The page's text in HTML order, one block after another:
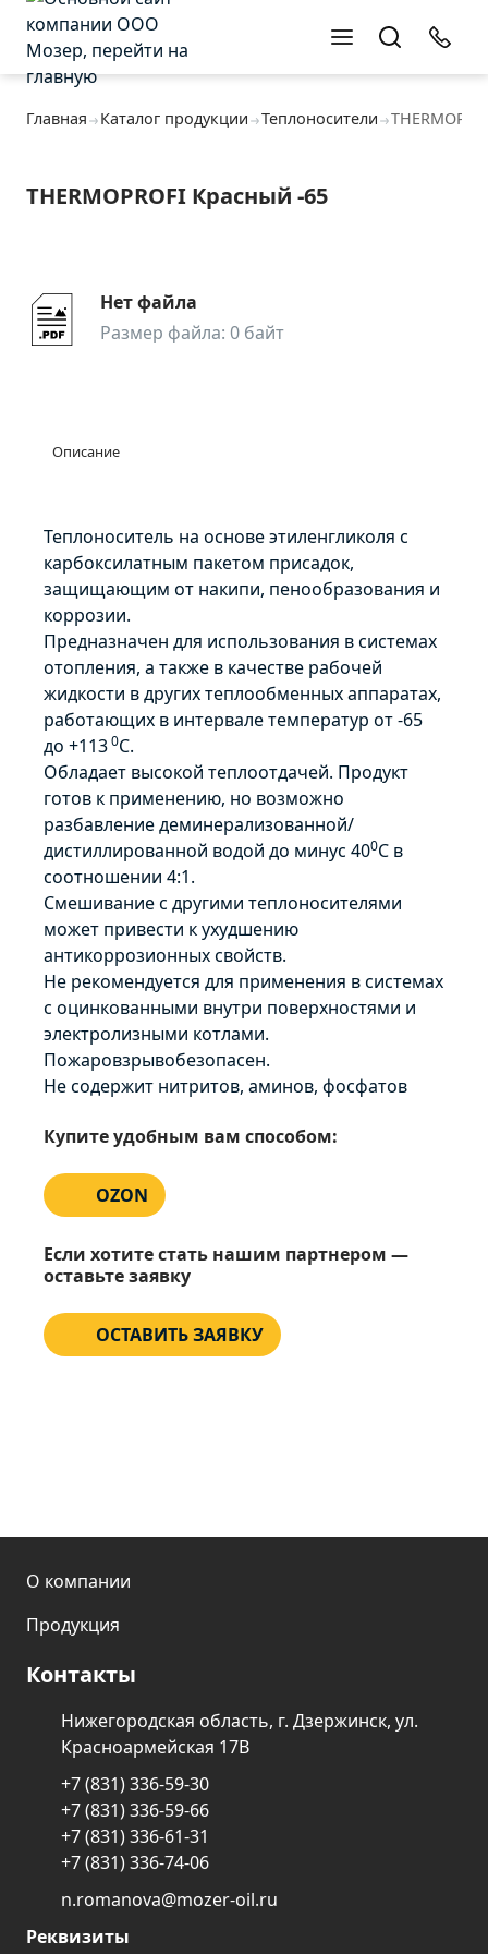
Главная Каталог продукции Теплоносители
THERMOPROFI Красный -65
Нет файла
Размер файла: 0 байт
Описание
Теплоноситель на основе этиленгликоля с
карбоксилатным пакетом присадок,
защищающим от накипи, пенообразования и
коррозии.
Предназначен для использования в системах
отопления, а также в качестве рабочей
жидкости в других теплообменных аппаратах,
работающих в интервале температур от -65
до +1130С.
Обладает высокой теплоотдачей. Продукт
готов к применению, но возможно
разбавление деминерализованной/
дистиллированной водой до минус 400С в
соотношении 4:1.
Смешивание с другими теплоносителями
может привести к ухудшению
антикоррозионных свойств.
Не рекомендуется для применения в системах
с оцинкованными внутри поверхностями и
электролизными котлами.
Пожаровзрывобезопасен.
Не содержит нитритов, аминов, фосфатов
Купите удобным вам способом:
OZON
Если хотите стать нашим партнером —
оставьте заявку
ОСТАВИТЬ ЗАЯВКУ
О компании
Продукция
Контакты
Нижегородская область, г. Дзержинск, ул.
Красноармейская 17В
+7 (831) 336-59-30
+7 (831) 336-59-66
+7 (831) 336-61-31
+7 (831) 336-74-06
n.romanova@mozer-oil.ru
Реквизиты
Оставьте заявку
Оставьте заявку